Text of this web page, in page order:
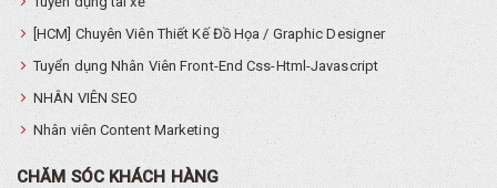
[HCM] Chuyên Viên Thiết Kế Đồ Họa / Graphic Designer
Tuyển dụng Nhân Viên Front-End Css-Html-Javascript
NHÂN VIÊN SEO
Nhân viên Content Marketing
CHĂM SÓC KHÁCH HÀNG